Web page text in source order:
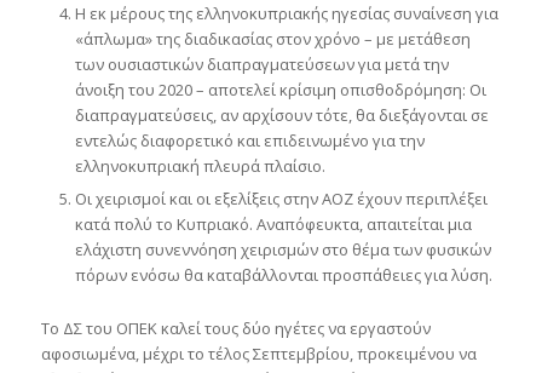
Η εκ μέρους της ελληνοκυπριακής ηγεσίας συναίνεση για
«άπλωμα» της διαδικασίας στον χρόνο – με μετάθεση
των ουσιαστικών διαπραγματεύσεων για μετά την
άνοιξη του 2020 – αποτελεί κρίσιμη οπισθοδρόμηση: Οι
διαπραγματεύσεις, αν αρχίσουν τότε, θα διεξάγονται σε
εντελώς διαφορετικό και επιδεινωμένο για την
ελληνοκυπριακή πλευρά πλαίσιο.
Οι χειρισμοί και οι εξελίξεις στην ΑΟΖ έχουν περιπλέξει
κατά πολύ το Κυπριακό. Αναπόφευκτα, απαιτείται μια
ελάχιστη συνεννόηση χειρισμών στο θέμα των φυσικών
πόρων ενόσω θα καταβάλλονται προσπάθειες για λύση.
Το ΔΣ του ΟΠΕΚ καλεί τους δύο ηγέτες να εργαστούν
αφοσιωμένα, μέχρι το τέλος Σεπτεμβρίου, προκειμένου να